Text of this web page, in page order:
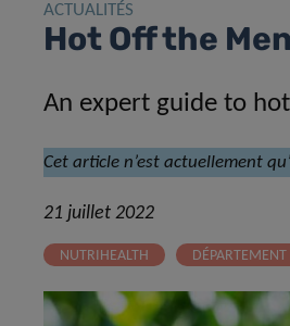
ACTUALITÉS
Hot Off the
An expert guide to
Cet article n’est actuellement
21 juillet 2022
NUTRIHEALTH DÉPARTEMENT